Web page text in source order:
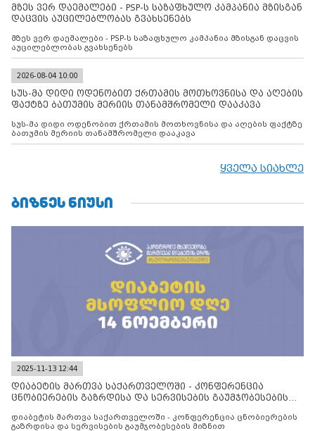
მზეს ვერ დაემალები - PSP-ს საზაფხულო კამპანია მზისგან
დაცვის აუცილებლობას გვახსენებს
მზეს ვერ დაემალები - PSP-ს საზაფხულო კამპანია მზისგან დაცვის
აუცილებლობას გვახსენებს
2026-08-04 10:00
სუს-მა დიდი ოდენობით ქრთამის მოთხოვნისა და აღების
ფაქტზე ბათუმის მერიის თანამშრომელი დააკავა
სუს-მა დიდი ოდენობით ქრთამის მოთხოვნისა და აღების ფაქტზე
ბათუმის მერიის თანამშრომელი დააკავა
ყველა სიახლე
ᲑᲘᲖᲜᲔᲡ ᲜᲘᲣᲡᲘ
2025-11-13 12:44
დიაბეტის მართვა საქართველოში - კონფერენცია
ცნობიერების გაზრდისა და სერვისების გაუმჯობესების
დიაბეტის მართვა საქართველოში - კონფერენცია ცნობიერების
გაზრდისა და სერვისების გაუმჯობესების მიზნით